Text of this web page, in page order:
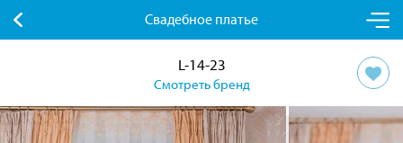
Свадебное платье
L-14-23
Смотреть бренд